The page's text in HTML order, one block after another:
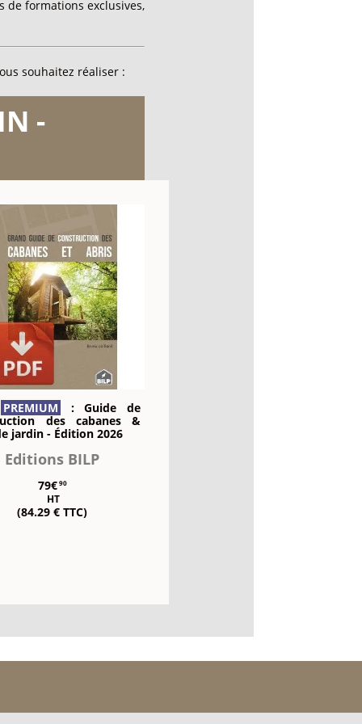
de formations exclusives,
souhaitez réaliser :
-
PREMIUM
: Guide de
des cabanes &
jardin - Édition 2026
Editions BILP
79€90
HT
(84.29 € TTC)